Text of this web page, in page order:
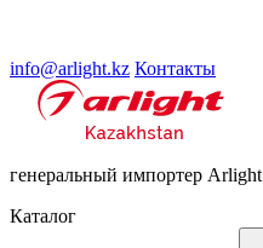
info@arlight.kz Контакты
генеральный импортер Arlight
Каталог